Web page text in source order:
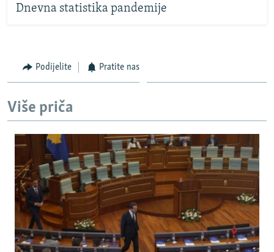
Dnevna statistika pandemije
Podijelite Pratite nas
Više priča